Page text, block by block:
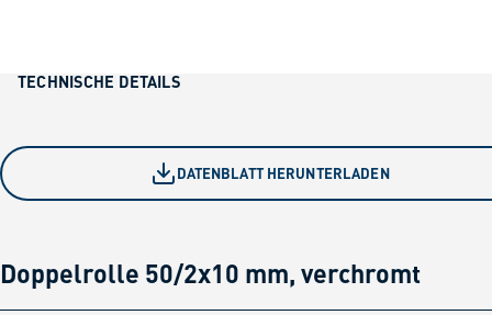
TECHNISCHE DETAILS
DATENBLATT HERUNTERLADEN
Doppelrolle 50/2x10 mm, verchromt